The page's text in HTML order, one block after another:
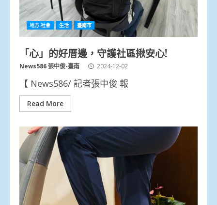
地方.社會 生活 臺南市
「心」的好厝邊，守護社區揪安心!
News586 張中俊-臺南 2024-12-02
【 News586/ 記者張中俊 報
Read More